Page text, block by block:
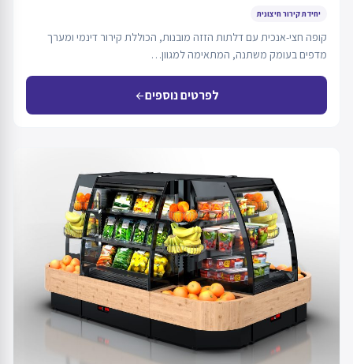
יחידת קירור חיצונית
קופה חצי-אנכית עם דלתות הזזה מובנות, הכוללת קירור דינמי ומערך
מדפים בעומק משתנה, המתאימה למגוון…
לפרטים נוספיםarrow_back